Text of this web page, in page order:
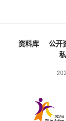
资料库 公开